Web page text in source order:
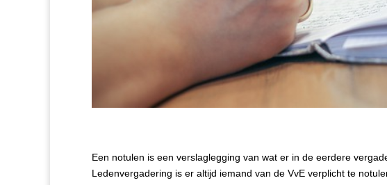
Een notulen is een verslaglegging van wat er in de eerdere
Ledenvergadering is er altijd iemand van de VvE verplicht te